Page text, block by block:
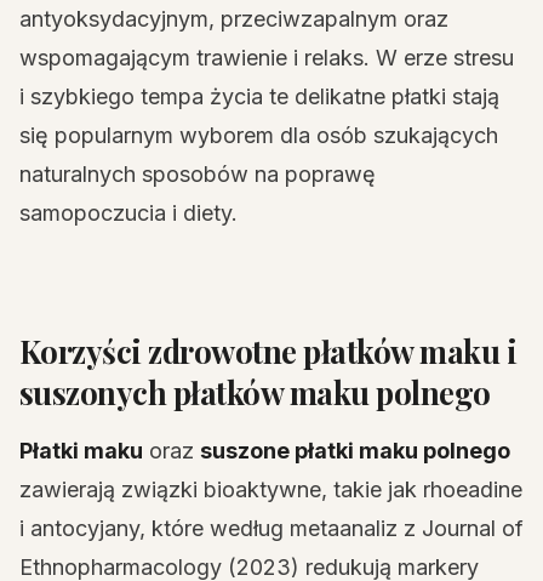
antyoksydacyjnym, przeciwzapalnym oraz
wspomagającym trawienie i relaks. W erze stresu
i szybkiego tempa życia te delikatne płatki stają
się popularnym wyborem dla osób szukających
naturalnych sposobów na poprawę
samopoczucia i diety.
Korzyści zdrowotne płatków maku i
suszonych płatków maku polnego
Płatki maku oraz suszone płatki maku polnego
zawierają związki bioaktywne, takie jak rhoeadine
i antocyjany, które według metaanaliz z Journal of
Ethnopharmacology (2023) redukują markery